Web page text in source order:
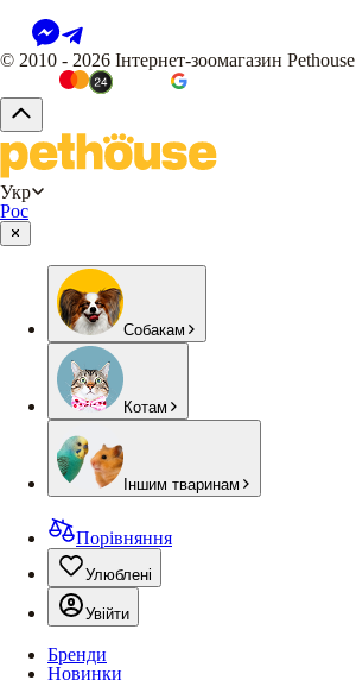
© 2010 - 2026 Інтернет-зоомагазин Pethouse
Укр
Рос
Собакам
Котам
Іншим тваринам
Порівняння
Улюблені
Увійти
Бренди
Новинки